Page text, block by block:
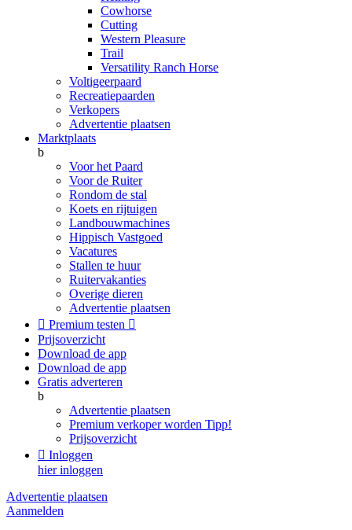
Cowhorse
Cutting
Western Pleasure
Trail
Versatility Ranch Horse
Voltigeerpaard
Recreatiepaarden
Verkopers
Advertentie plaatsen
Marktplaats
b
Voor het Paard
Voor de Ruiter
Rondom de stal
Koets en rijtuigen
Landbouwmachines
Hippisch Vastgoed
Vacatures
Stallen te huur
Ruitervakanties
Overige dieren
Advertentie plaatsen
 Premium testen 
Prijsoverzicht
Download de app
Download de app
Gratis adverteren
b
Advertentie plaatsen
Premium verkoper worden Tipp!
Prijsoverzicht
 Inloggen
hier inloggen
Advertentie plaatsen
Aanmelden